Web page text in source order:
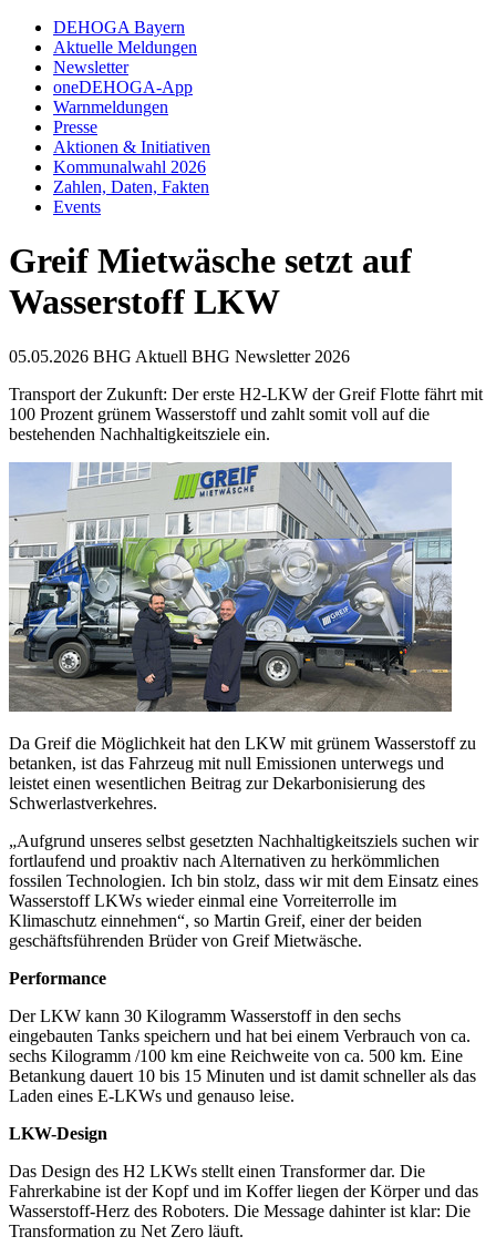
DEHOGA Bayern
Aktuelle Meldungen
Newsletter
oneDEHOGA-App
Warnmeldungen
Presse
Aktionen & Initiativen
Kommunalwahl 2026
Zahlen, Daten, Fakten
Events
Greif Mietwäsche setzt auf
Wasserstoff LKW
05.05.2026 BHG Aktuell BHG Newsletter 2026
Transport der Zukunft: Der erste H2-LKW der Greif Flotte fährt mit
100 Prozent grünem Wasserstoff und zahlt somit voll auf die
bestehenden Nachhaltigkeitsziele ein.
Da Greif die Möglichkeit hat den LKW mit grünem Wasserstoff zu
betanken, ist das Fahrzeug mit null Emissionen unterwegs und
leistet einen wesentlichen Beitrag zur Dekarbonisierung des
Schwerlastverkehres.
„Aufgrund unseres selbst gesetzten Nachhaltigkeitsziels suchen wir
fortlaufend und proaktiv nach Alternativen zu herkömmlichen
fossilen Technologien. Ich bin stolz, dass wir mit dem Einsatz eines
Wasserstoff LKWs wieder einmal eine Vorreiterrolle im
Klimaschutz einnehmen“, so Martin Greif, einer der beiden
geschäftsführenden Brüder von Greif Mietwäsche.
Performance
Der LKW kann 30 Kilogramm Wasserstoff in den sechs
eingebauten Tanks speichern und hat bei einem Verbrauch von ca.
sechs Kilogramm /100 km eine Reichweite von ca. 500 km. Eine
Betankung dauert 10 bis 15 Minuten und ist damit schneller als das
Laden eines E-LKWs und genauso leise.
LKW-Design
Das Design des H2 LKWs stellt einen Transformer dar. Die
Fahrerkabine ist der Kopf und im Koffer liegen der Körper und das
Wasserstoff-Herz des Roboters. Die Message dahinter ist klar: Die
Transformation zu Net Zero läuft.